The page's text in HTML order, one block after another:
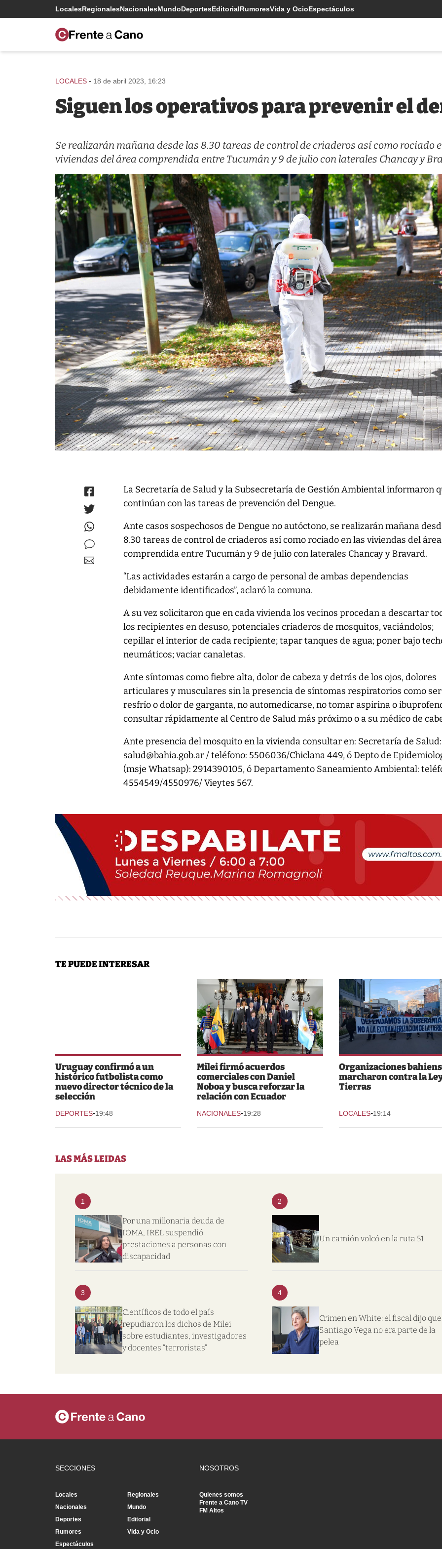
LocalesRegionalesNacionalesMundoDeportesEditorialRumoresVida y OcioEspectáculos
LOCALES - 18 de abril 2023, 16:23
Siguen los operativos para prevenir el
Se realizarán mañana desde las 8.30 tareas de control de criaderos así como rociado
viviendas del área comprendida entre Tucumán y 9 de julio con laterales Chancay y
La Secretaría de Salud y la Subsecretaría de Gestión Ambiental informaron
continúan con las tareas de prevención del Dengue.
Ante casos sospechosos de Dengue no autóctono, se realizarán mañana
8.30 tareas de control de criaderos así como rociado en las viviendas del área
comprendida entre Tucumán y 9 de julio con laterales Chancay y Bravard.
“Las actividades estarán a cargo de personal de ambas dependencias
debidamente identificados”, aclaró la comuna.
A su vez solicitaron que en cada vivienda los vecinos procedan a descartar
los recipientes en desuso, potenciales criaderos de mosquitos, vaciándolos;
cepillar el interior de cada recipiente; tapar tanques de agua; poner bajo
neumáticos; vaciar canaletas.
Ante síntomas como fiebre alta, dolor de cabeza y detrás de los ojos, dolores
articulares y musculares sin la presencia de síntomas respiratorios como
resfrío o dolor de garganta, no automedicarse, no tomar aspirina o
consultar rápidamente al Centro de Salud más próximo o a su médico de
Ante presencia del mosquito en la vivienda consultar en: Secretaría de Salud:
salud@bahia.gob.ar / teléfono: 5506036/Chiclana 449, ó Depto de
(msje Whatsap): 2914390105, ó Departamento Saneamiento Ambiental:
4554549/4550976/ Vieytes 567.
TE PUEDE INTERESAR
Uruguay confirmó a un
histórico futbolista como
nuevo director técnico de la
selección
DEPORTES-19:48
Milei firmó acuerdos
comerciales con Daniel
Noboa y busca reforzar la
relación con Ecuador
NACIONALES-19:28
Organizaciones
marcharon contra la
Tierras
LOCALES-19:14
LAS MÁS LEIDAS
1
Por una millonaria deuda de
IOMA, IREL suspendió
prestaciones a personas con
discapacidad
2
Un camión volcó en la ruta 51
3
Científicos de todo el país
repudiaron los dichos de Milei
sobre estudiantes, investigadores
y docentes “terroristas”
4
Crimen en White: el fiscal dijo que
Santiago Vega no era parte de la
pelea
SECCIONES
Locales
Regionales
Nacionales
Mundo
Deportes
Editorial
Rumores
Vida y Ocio
Espectáculos
NOSOTROS
Quienes somos
Frente a Cano TV
FM Altos